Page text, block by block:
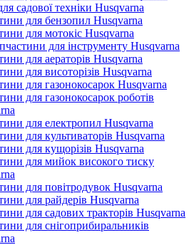
садової техніки Husqvarna
для бензопил Husqvarna
для мотокіс Husqvarna
для інструменту Husqvarna
для аераторів Husqvarna
для висоторізів Husqvarna
для газонокосарок Husqvarna
для газонокосарок роботів
для електропил Husqvarna
для культиваторів Husqvarna
для кущорізів Husqvarna
для мийок високого тиску
для повітродувок Husqvarna
для райдерів Husqvarna
для садових тракторів Husqvarna
для снігоприбиральників